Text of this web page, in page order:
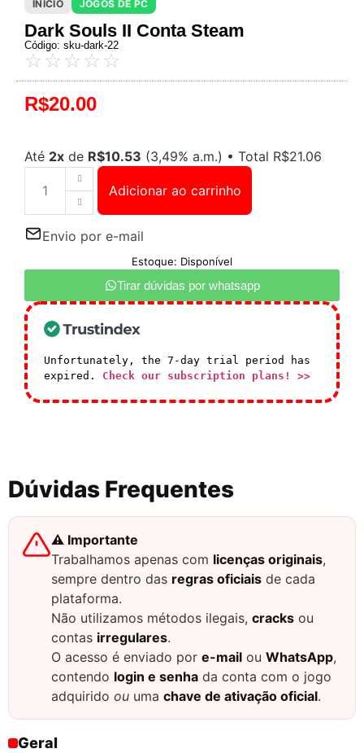
INÍCIO JOGOS DE PC
Dark Souls II Conta Steam
Código: sku-dark-22
☆ ☆ ☆ ☆ ☆
R$20.00
Até 2x de R$10.53 (3,49% a.m.) • Total R$21.06
Adicionar ao carrinho
Envio por e-mail
Estoque: Disponível
Tirar dúvidas por whatsapp
Unfortunately, the 7-day trial period has
expired. Check our subscription plans! >>
Dúvidas Frequentes
⚠️ Importante
Trabalhamos apenas com licenças originais,
sempre dentro das regras oficiais de cada
plataforma.
Não utilizamos métodos ilegais, cracks ou
contas irregulares.
O acesso é enviado por e-mail ou WhatsApp,
contendo login e senha da conta com o jogo
adquirido ou uma chave de ativação oficial.
Geral